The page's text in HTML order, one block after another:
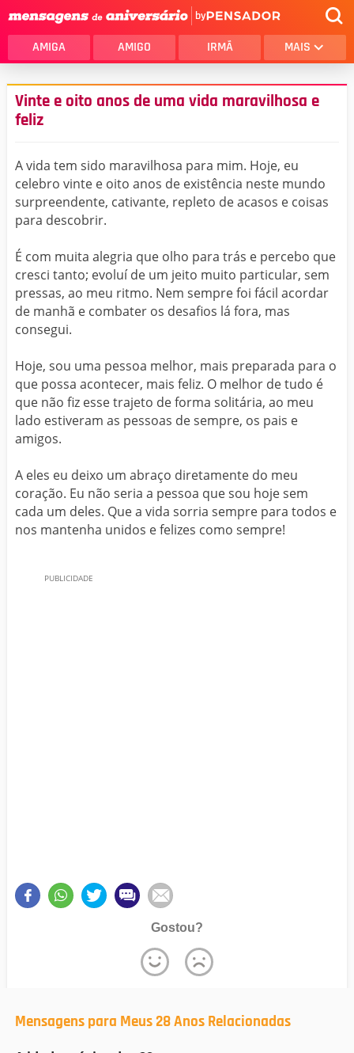
by
AMIGA AMIGO IRMÃ MAIS
Vinte e oito anos de uma vida maravilhosa e
feliz
A vida tem sido maravilhosa para mim. Hoje, eu
celebro vinte e oito anos de existência neste mundo
surpreendente, cativante, repleto de acasos e coisas
para descobrir.
É com muita alegria que olho para trás e percebo que
cresci tanto; evoluí de um jeito muito particular, sem
pressas, ao meu ritmo. Nem sempre foi fácil acordar
de manhã e combater os desafios lá fora, mas
consegui.
Hoje, sou uma pessoa melhor, mais preparada para o
que possa acontecer, mais feliz. O melhor de tudo é
que não fiz esse trajeto de forma solitária, ao meu
lado estiveram as pessoas de sempre, os pais e
amigos.
A eles eu deixo um abraço diretamente do meu
coração. Eu não seria a pessoa que sou hoje sem
cada um deles. Que a vida sorria sempre para todos e
nos mantenha unidos e felizes como sempre!
Gostou?
Mensagens para Meus 28 Anos Relacionadas